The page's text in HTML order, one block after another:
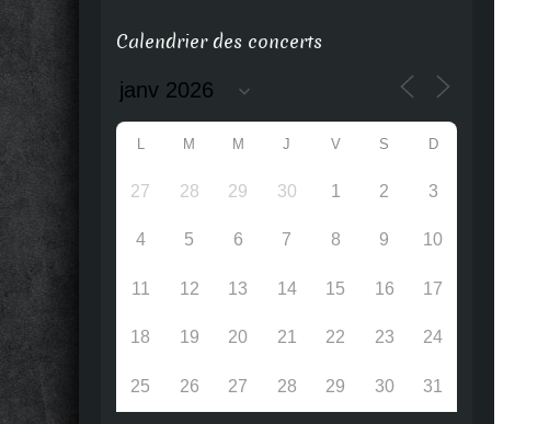
Calendrier des concerts
L M M J V S D
27 28 29 30 1 2 3
4 5 6 7 8 9 10
11 12 13 14 15 16 17
18 19 20 21 22 23 24
25 26 27 28 29 30 31